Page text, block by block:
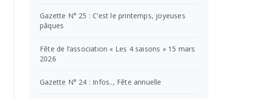
Gazette N° 25 : C’est le printemps, joyeuses
pâques
Fête de l’association « Les 4 saisons » 15 mars
2026
Gazette N° 24 : Infos.., Fête annuelle